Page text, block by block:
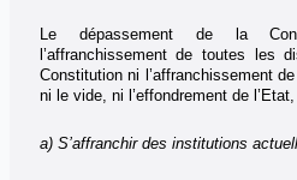
Le dépassement de la
l’affranchissement de toutes les
Constitution ni l’affranchissement
ni le vide, ni l’effondrement de
a) S’affranchir des institutions